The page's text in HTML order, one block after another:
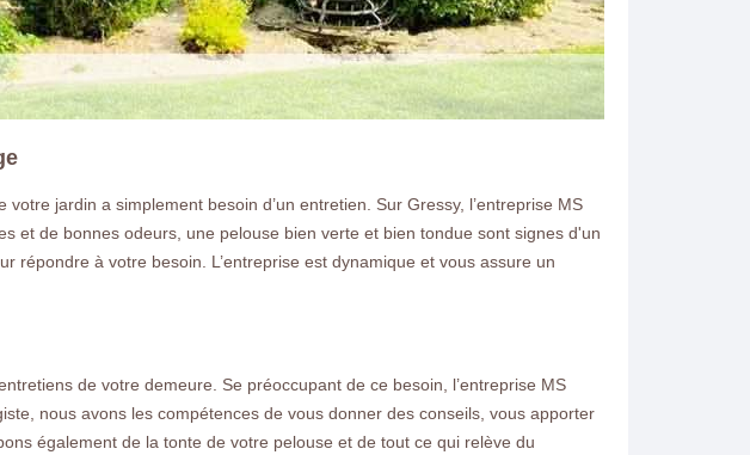
jardin a simplement besoin d’un entretien. Sur Gressy, l’entreprise MS
et de bonnes odeurs, une pelouse bien verte et bien tondue sont signes d'un
répondre à votre besoin. L’entreprise est dynamique et vous assure un
de votre demeure. Se préoccupant de ce besoin, l’entreprise MS
nous avons les compétences de vous donner des conseils, vous apporter
également de la tonte de votre pelouse et de tout ce qui relève du